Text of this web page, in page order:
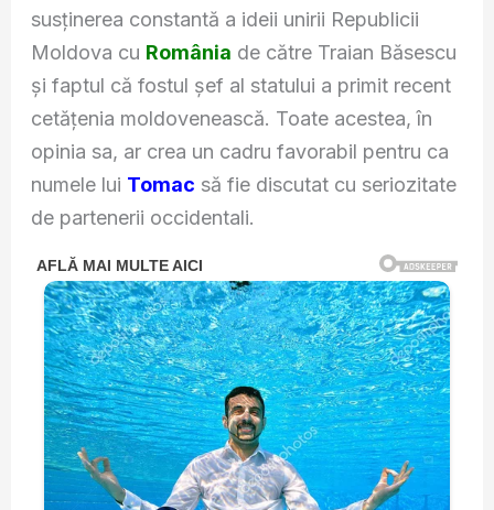
susținerea constantă a ideii unirii Republicii
Moldova cu România de către Traian Băsescu
și faptul că fostul șef al statului a primit recent
cetățenia moldovenească. Toate acestea, în
opinia sa, ar crea un cadru favorabil pentru ca
numele lui Tomac să fie discutat cu seriozitate
de partenerii occidentali.